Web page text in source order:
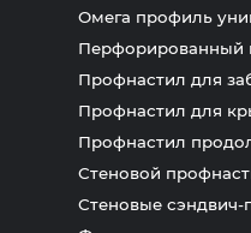
Омега профиль
Перфорированный
Профнастил для
Профнастил для
Профнастил
Стеновой
Стеновые сэндвич-